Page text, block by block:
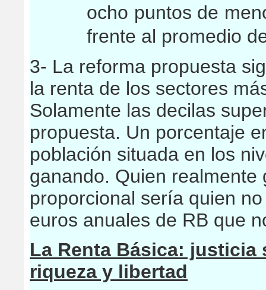
ocho puntos de
frente al promedio
3- La reforma propuesta
la renta de los sectores
Solamente las decilas
propuesta. Un porcentaje
población situada en los
ganando. Quien
proporcional sería quien
euros anuales de RB que
La Renta Básica:
riqueza y libertad